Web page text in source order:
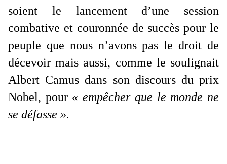
soient le lancement d’une session
combative et couronnée de succès pour le
peuple que nous n’avons pas le droit de
décevoir mais aussi, comme le soulignait
Albert Camus dans son discours du prix
Nobel, pour « empêcher que le monde ne
se défasse ».